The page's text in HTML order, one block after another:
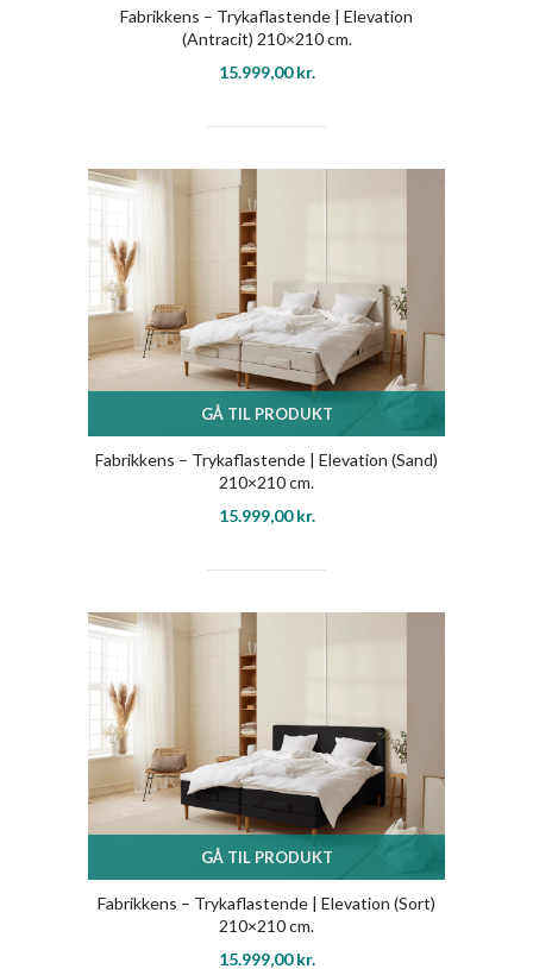
Fabrikkens – Trykaflastende | Elevation
(Antracit) 210×210 cm.
15.999,00kr.
GÅ TIL PRODUKT
Fabrikkens – Trykaflastende | Elevation (Sand)
210×210 cm.
15.999,00kr.
GÅ TIL PRODUKT
Fabrikkens – Trykaflastende | Elevation (Sort)
210×210 cm.
15.999,00kr.